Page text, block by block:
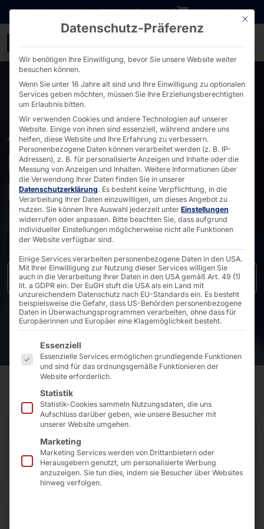
Direkt zum Inhalt wechseln
DOWNLOADSINVESTORENKARRIERE B2B SHOP
AKHET
Leistungsstarke
Industrie-PCs
Jetzt Anfragen
Zu den Produkten
Mit
Datenschutz-Präferenz
Wir benötigen Ihre Einwilligung, bevor Sie unsere Website weiter
besuchen können.
Wenn Sie unter 16 Jahre alt sind und Ihre Einwilligung zu optionalen
Services geben möchten, müssen Sie Ihre Erziehungsberechtigten
um Erlaubnis bitten.
Wir verwenden Cookies und andere Technologien auf unserer
Website. Einige von ihnen sind essenziell, während andere uns
helfen, diese Website und Ihre Erfahrung zu verbessern.
Personenbezogene Daten können verarbeitet werden (z. B. IP-
Adressen), z. B. für personalisierte Anzeigen und Inhalte oder die
Messung von Anzeigen und Inhalten. Weitere Informationen über
die Verwendung Ihrer Daten finden Sie in unserer
Datenschutzerklärung. Es besteht keine Verpflichtung, in die
Verarbeitung Ihrer Daten einzuwilligen, um dieses Angebot zu
nutzen. Sie können Ihre Auswahl jederzeit unter Einstellungen
widerrufen oder anpassen. Bitte beachten Sie, dass aufgrund
individueller Einstellungen möglicherweise nicht alle Funktionen
der Website verfügbar sind.
Einige Services verarbeiten personenbezogene Daten in den USA.
Mit Ihrer Einwilligung zur Nutzung dieser Services willigen Sie
auch in die Verarbeitung Ihrer Daten in den USA gemäß Art. 49 (1)
lit. a GDPR ein. Der EuGH stuft die USA als ein Land mit
unzureichendem Datenschutz nach EU-Standards ein. Es besteht
beispielsweise die Gefahr, dass US-Behörden personenbezogene
Daten in Überwachungsprogrammen verarbeiten, ohne dass für
Europäerinnen und Europäer eine Klagemöglichkeit besteht.
Es folgt eine Liste der Service-Gruppen, für die eine
Essenziell
Essenzielle Services ermöglichen grundlegende Funktionen
und sind für das ordnungsgemäße Funktionieren der
Website erforderlich.
Statistik
Statistik-Cookies sammeln Nutzungsdaten, die uns
Aufschluss darüber geben, wie unsere Besucher mit
unserer Website umgehen.
Marketing
Marketing Services werden von Drittanbietern oder
Herausgebern genutzt, um personalisierte Werbung
anzuzeigen. Sie tun dies, indem sie Besucher über Websites
hinweg verfolgen.